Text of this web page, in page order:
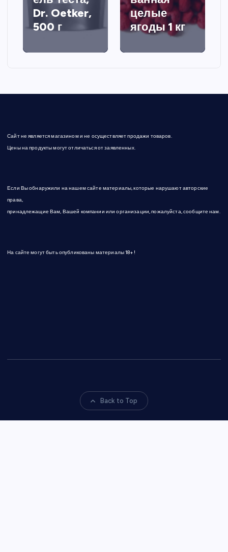
Dr. Oetker,
500 г
целые
ягоды 1 кг
Сайт не является магазином и не осуществляет продажи товаров.
Цены на продукты могут отличаться от заявленных.
Если Вы обнаружили на нашем сайте материалы, которые нарушают авторские
права,
принадлежащие Вам, Вашей компании или организации, пожалуйста, сообщите нам.
На сайте могут быть опубликованы материалы 18+!
Back to Top